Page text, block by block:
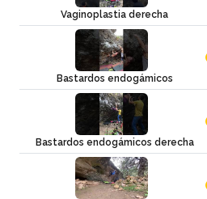
Vaginoplastia derecha
Bastardos endogámicos
Bastardos endogámicos derecha